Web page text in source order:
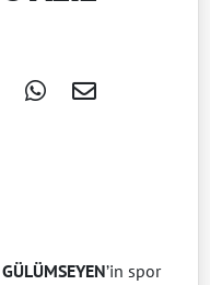
’in spor